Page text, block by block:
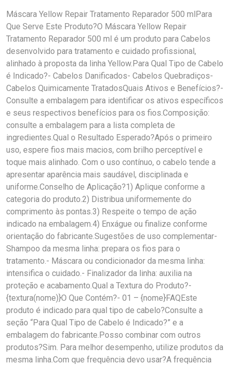
Máscara Yellow Repair Tratamento Reparador 500 mlPara
Que Serve Este Produto?O Máscara Yellow Repair
Tratamento Reparador 500 ml é um produto para Cabelos
desenvolvido para tratamento e cuidado profissional,
alinhado à proposta da linha Yellow.Para Qual Tipo de Cabelo
é Indicado?- Cabelos Danificados- Cabelos Quebradiços-
Cabelos Quimicamente TratadosQuais Ativos e Benefícios?-
Consulte a embalagem para identificar os ativos específicos
e seus respectivos benefícios para os fios.Composição:
consulte a embalagem para a lista completa de
ingredientes.Qual o Resultado Esperado?Após o primeiro
uso, espere fios mais macios, com brilho perceptível e
toque mais alinhado. Com o uso contínuo, o cabelo tende a
apresentar aparência mais saudável, disciplinada e
uniforme.Conselho de Aplicação?1) Aplique conforme a
categoria do produto.2) Distribua uniformemente do
comprimento às pontas.3) Respeite o tempo de ação
indicado na embalagem.4) Enxágue ou finalize conforme
orientação do fabricante.Sugestões de uso complementar-
Shampoo da mesma linha: prepara os fios para o
tratamento.- Máscara ou condicionador da mesma linha:
intensifica o cuidado.- Finalizador da linha: auxilia na
proteção e acabamento.Qual a Textura do Produto?-
{textura(nome)}O Que Contém?- 01 – {nome}FAQEste
produto é indicado para qual tipo de cabelo?Consulte a
seção “Para Qual Tipo de Cabelo é Indicado?” e a
embalagem do fabricante.Posso combinar com outros
produtos?Sim. Para melhor desempenho, utilize produtos da
mesma linha.Com que frequência devo usar?A frequência